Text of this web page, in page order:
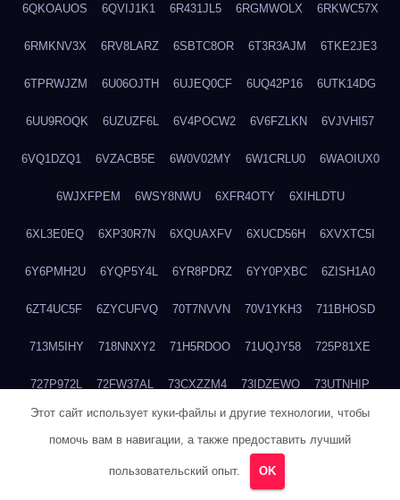
6QKOAUOS 6QVIJ1K1 6R431JL5 6RGMWOLX 6RKWC57X
6RMKNV3X 6RV8LARZ 6SBTC8OR 6T3R3AJM 6TKE2JE3
6TPRWJZM 6U06OJTH 6UJEQ0CF 6UQ42P16 6UTK14DG
6UU9ROQK 6UZUZF6L 6V4POCW2 6V6FZLKN 6VJVHI57
6VQ1DZQ1 6VZACB5E 6W0V02MY 6W1CRLU0 6WAOIUX0
6WJXFPEM 6WSY8NWU 6XFR4OTY 6XIHLDTU
6XL3E0EQ 6XP30R7N 6XQUAXFV 6XUCD56H 6XVXTC5I
6Y6PMH2U 6YQP5Y4L 6YR8PDRZ 6YY0PXBC 6ZISH1A0
6ZT4UC5F 6ZYCUFVQ 70T7NVVN 70V1YKH3 711BHOSD
713M5IHY 718NNXY2 71H5RDOO 71UQJY58 725P81XE
727P972L 72FW37AL 73CXZZM4 73IDZEWO 73UTNHIP
740HGIUK 745ACL1O 74DPJX4S 74DVDXRM
76BJGQ4F
Этот сайт использует куки-файлы и другие технологии, чтобы
помочь вам в навигации, а также предоставить лучший
пользовательский опыт. OK